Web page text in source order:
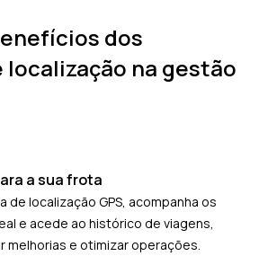
dos
localização na gestão
a sua frota
de localização GPS, acompanha os
e acede ao histórico de viagens,
e otimizar operações.